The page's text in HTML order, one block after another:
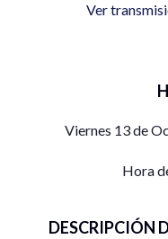
Ver
Viernes 13 de
Hora
DESCRIPCIÓN